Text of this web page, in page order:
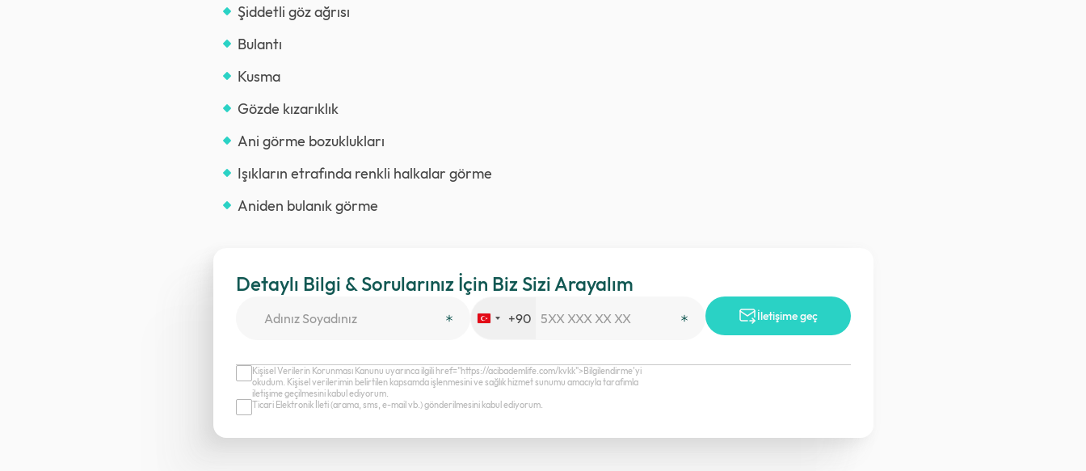
Şiddetli göz ağrısı
Bulantı
Kusma
Gözde kızarıklık
Ani görme bozuklukları
Işıkların etrafında renkli halkalar görme
Aniden bulanık görme
Detaylı Bilgi & Sorularınız İçin Biz Sizi Arayalım
Turkey
+90 İletişime geç
Kişisel Verilerin Korunması Kanunu uyarınca ilgili href="https://acibademlife.com/kvkk">Bilgilendirme’yi
okudum. Kişisel verilerimin belirtilen kapsamda işlenmesini ve sağlık hizmet sunumu amacıyla tarafımla
iletişime geçilmesini kabul ediyorum.
Ticari Elektronik İleti (arama, sms, e-mail vb.) gönderilmesini kabul ediyorum.